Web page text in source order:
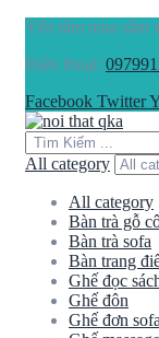
Yên tâm mua
Điện thoại:
Facebook Twitter
All category
All category
Bàn trà gỗ
Bàn trà sofa
Bàn trang
Ghế đọc
Ghế đôn
Ghế đơn sofa